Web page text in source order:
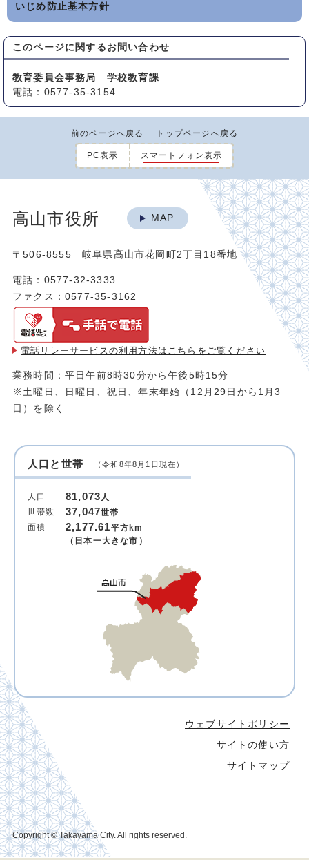
いじめ防止基本方針
このページに関する お問い合わせ
教育委員会事務局 学校教育課
電話：0577-35-3154
前のページへ戻る トップページへ戻る
PC表示 スマートフォン表示
高山市役所 MAP
〒506-8555 岐阜県高山市花岡町2丁目18番地
電話：0577-32-3333
ファクス：0577-35-3162
電話リレーサービスの利用方法は こちらをご覧ください
業務時間：平日午前8時30分から午後5時15分
※土曜日、日曜日、祝日、年末年始（12月29日から1月3
日）を除く
人口と世帯 （令和8年8月1日現在）
人口 81,073 人
世帯数
37,047世帯
面積
2,177.61平方km
（日本一大きな市）
ウェブサイトポリシー
サイトの使い方
サイトマップ
Copyright © Takayama City. All rights reserved.